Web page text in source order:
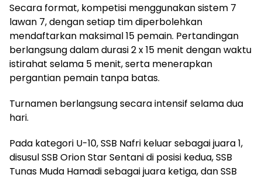
Secara format, kompetisi menggunakan sistem 7
lawan 7, dengan setiap tim diperbolehkan
mendaftarkan maksimal 15 pemain. Pertandingan
berlangsung dalam durasi 2 x 15 menit dengan waktu
istirahat selama 5 menit, serta menerapkan
pergantian pemain tanpa batas.
Turnamen berlangsung secara intensif selama dua
hari.
Pada kategori U-10, SSB Nafri keluar sebagai juara 1,
disusul SSB Orion Star Sentani di posisi kedua, SSB
Tunas Muda Hamadi sebagai juara ketiga, dan SSB